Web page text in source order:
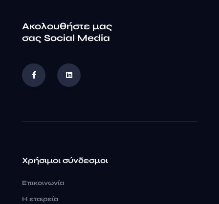
Ακολουθήστε μας
σας Social Media
Χρήσιμοι σύνδεσμοι
Επικοινωνία
Η εταιρεία